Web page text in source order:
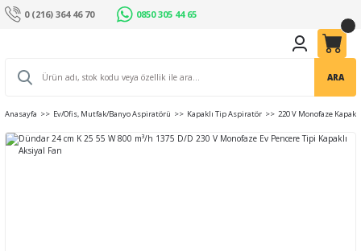
0 (216) 364 46 70 0850 305 44 65
ARA
Anasayfa Ev/Ofis, Mutfak/Banyo Aspiratörü Kapaklı Tip Aspiratör 220 V Monofaze